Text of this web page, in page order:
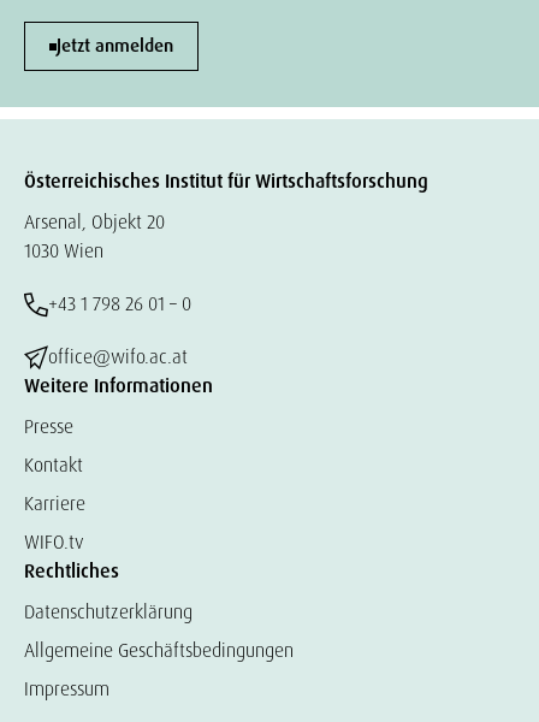
Jetzt anmelden
Österreichisches Institut für Wirtschaftsforschung
Arsenal, Objekt 20
1030 Wien
+43 1 798 26 01 – 0
office@wifo.ac.at
Weitere Informationen
Presse
Kontakt
Karriere
WIFO.tv
Rechtliches
Datenschutzerklärung
Allgemeine Geschäftsbedingungen
Impressum